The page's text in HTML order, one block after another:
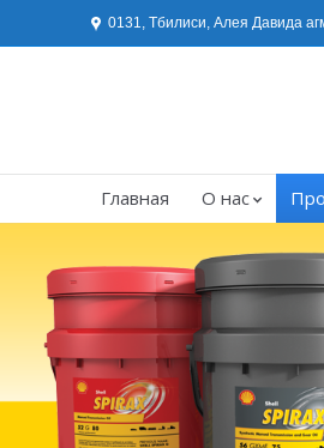
0131, Тбилиси, Алея Давида
Главная О нас